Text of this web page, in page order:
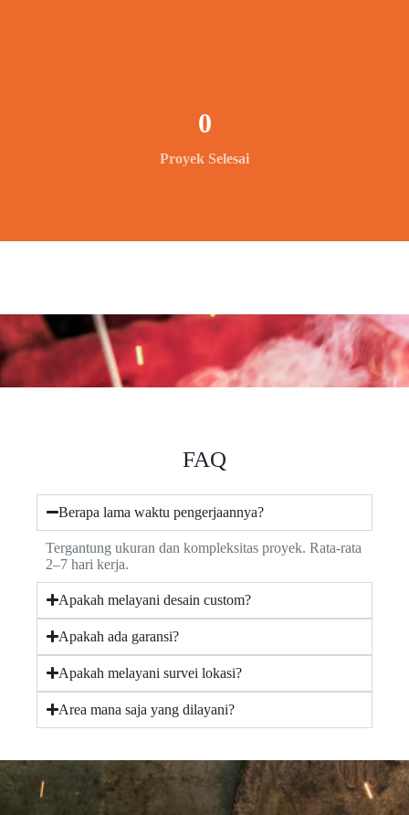
Proyek Selesai
0
FAQ
Berapa lama waktu pengerjaannya?
Tergantung ukuran dan kompleksitas proyek. Rata-rata
2–7 hari kerja.
Apakah melayani desain custom?
Apakah ada garansi?
Apakah melayani survei lokasi?
Area mana saja yang dilayani?